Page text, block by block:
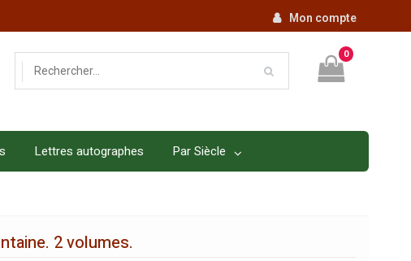
Mon compte
0
Lettres autographes Par Siècle
2 volumes.